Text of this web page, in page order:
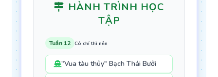
HÀNH TRÌNH HỌC
TẬP
Tuần 12 Có chí thì nên
"Vua tàu thủy" Bạch Thái Bưởi